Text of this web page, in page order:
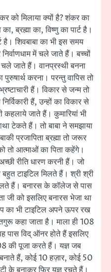
को मिलाया क्यों है? शंकर का
ब्रह्मा का, विष्णु का पार्ट है।
है। शिवबाबा का भी इस समय
में चले जाते हैं। बच्चों
जाते हैं। वानप्रस्थी बनना
पुरुषार्थ करना। परन्तु वापिस तो
हैं। विकार से जन्म तो
हैं, उन्हों का विकार से
कहलाये जाते हैं। कुमारियां भी
टेकते हैं। तो बाबा ने समझाया
प्रजापिता ब्रह्मा तो जरूर
तो आत्माओं का पिता कहेंगे।
रीति धारण करनी हैं। जो
टाइटिल मिलते हैं। श्री श्री
हैं। बनारस के कॉलेज से पास
जी को इसलिए बनारस भेजा था
का भी टाइटिल अपने ऊपर रख
कहा जाता है। माला ही 108
पास विद् ऑनर होते हैं इसलिए
की पूजा करते हैं। यज्ञ जब
हैं, कोई 10 हज़ार, कोई 50
के बनाकर फिर यज्ञ रचते हैं।